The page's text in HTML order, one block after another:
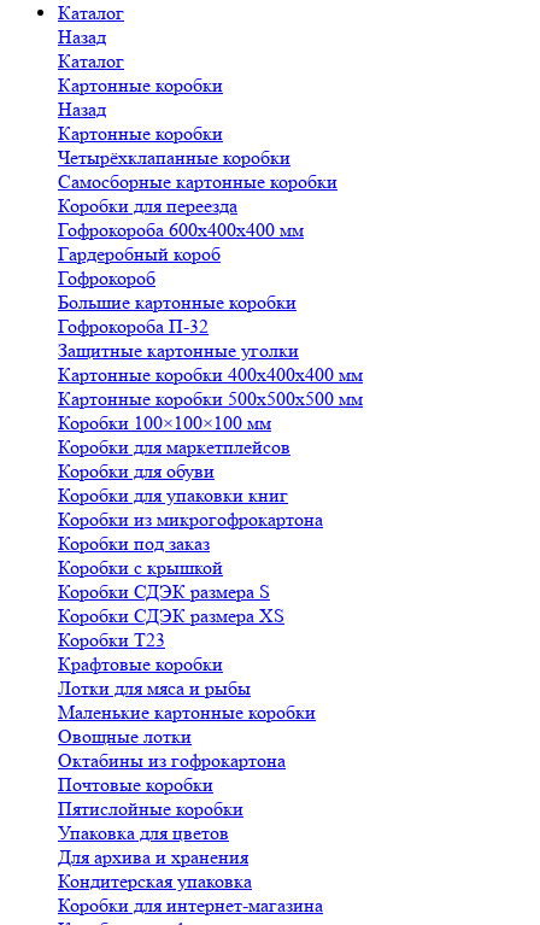
Каталог
Назад
Каталог
Картонные коробки
Назад
Картонные коробки
Четырёхклапанные коробки
Самосборные картонные коробки
Коробки для переезда
Гофрокороба 600х400х400 мм
Гардеробный короб
Гофрокороб
Большие картонные коробки
Гофрокороба П-32
Защитные картонные уголки
Картонные коробки 400х400х400 мм
Картонные коробки 500х500х500 мм
Коробки 100×100×100 мм
Коробки для маркетплейсов
Коробки для обуви
Коробки для упаковки книг
Коробки из микрогофрокартона
Коробки под заказ
Коробки с крышкой
Коробки СДЭК размера S
Коробки СДЭК размера XS
Коробки Т23
Крафтовые коробки
Лотки для мяса и рыбы
Маленькие картонные коробки
Овощные лотки
Октабины из гофрокартона
Почтовые коробки
Пятислойные коробки
Упаковка для цветов
Для архива и хранения
Кондитерская упаковка
Коробки для интернет-магазина